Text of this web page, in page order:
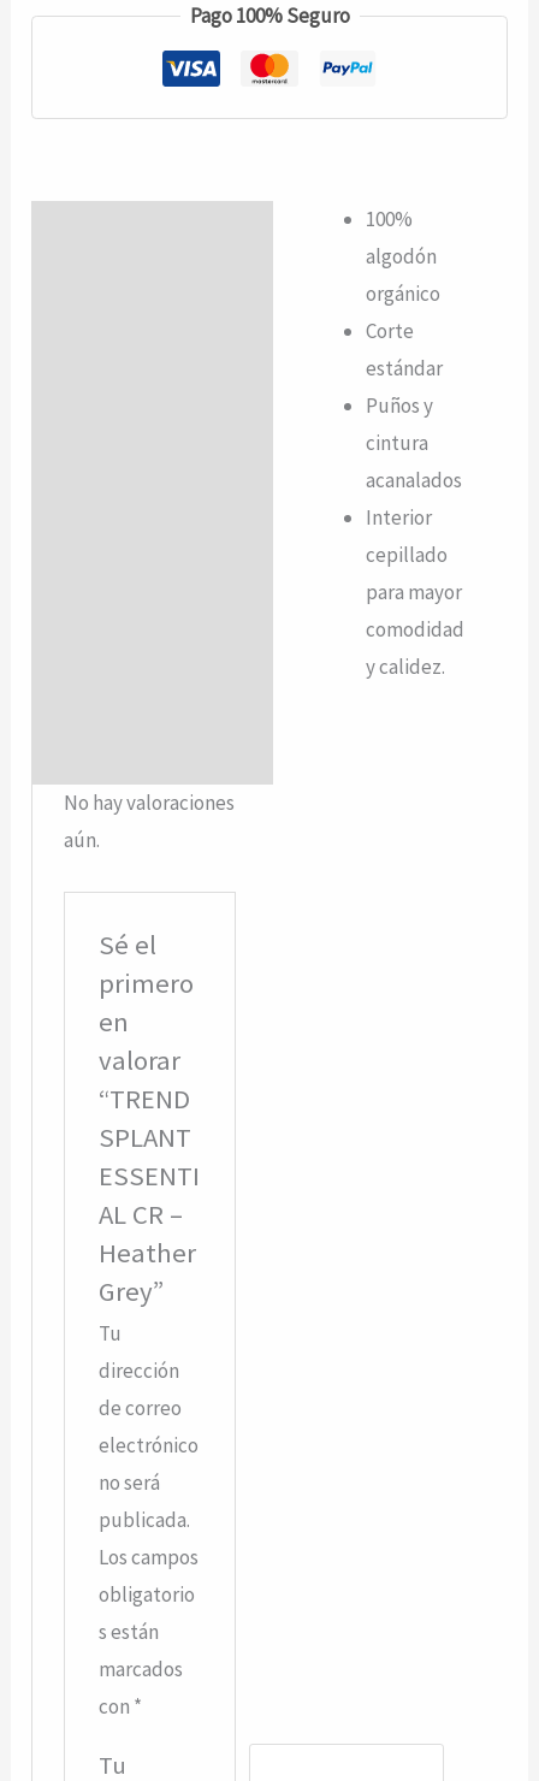
Pago 100% Seguro
100%
algodón
orgánico
Corte
estándar
Puños y
cintura
acanalados
Interior
cepillado
para mayor
comodidad
y calidez.
No hay valoraciones
aún.
Sé el
primero
en
valorar
“TREND
SPLANT
ESSENTI
AL CR –
Heather
Grey”
Tu
dirección
de correo
electrónico
no será
publicada.
Los campos
obligatorio
s están
marcados
con *
Tu